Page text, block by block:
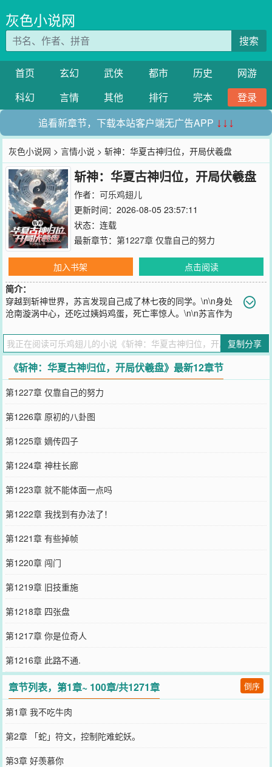
灰色小说网
搜索
首页 玄幻 武侠 都市 历史
网游
科幻
言情 其他 排行 完本
登录
追看新章节，下载本站客户端无广告APP ↓↓↓
灰色小说网 >言情小说 > 斩神：华夏古神归位，开局伏羲盘
斩神：华夏古神归位，开局伏羲盘
作者： 可乐鸡翅儿
更新时间：2026-08-05 23:57:11
状态：连载
最新章节： 第1227章 仅靠自己的努力
加入书架
点击阅读
简介：
穿越到斩神世界，苏言发现自己成了林七夜的同学。\n\n身处
沧南漩涡中心，还吃过姨妈鸡蛋，死亡率惊人。\n\n苏言作为
变万化。\n\n十二生肖环：控制十二种动物。美杜莎也是蛇，黑山羊
也是羊？\n\n十二地支环：子、丑、寅......戌，亥。在对应时辰获得五
倍能力，高配版星夜舞者。\n\n地支+生肖：「子鼠」、「丑牛」、
「寅虎」....「亥猪」，万千倍速度，万倍力量。\n\n八卦环：「先天
八卦」「后天八卦」。\n\n——“八卦·申猴，唤混沌四猴齐天大圣！”
\n\n——“八卦·卯兔，唤月华宫嫦娥仙子，借月华一锁神明。”\n\n克系
至高？杀给你看。\n\n....................\n\n加入136小队，被红缨捡回
家。\n\n“红缨姐，我真的没在浴室隐身，你要相信我。”\n\n“红缨姐，
我是正人君子，电脑里这是学习资料。”\n\n“红缨姐，我会负责的,.....
负责把家打扫干净。”\n\n“——玫火羽裳，打不死你！”
您要是觉得《 斩神：华夏古神归位，开局伏羲盘
忘记向您QQ群和微博微信里的朋友推荐哦！
复制分享
《斩神：华夏古神归位，开局伏羲盘》最新12章节
第1227章 仅靠自己的努力
第1226章 原初的八卦图
第1225章 嫡传四子
第1224章 神柱长廊
第1223章 就不能体面一点吗
第1222章 我找到有办法了！
第1221章 有些掉帧
第1220章 闯门
第1219章 旧技重施
第1218章 四张盘
第1217章 你是位奇人
第1216章 此路不通.
章节列表，第1章~ 100章/共1271章 倒序
第1章 我不吃牛肉
第2章 「蛇」符文，控制陀难蛇妖。
第3章 好羡慕你